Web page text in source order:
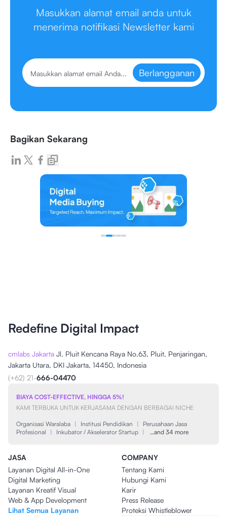
Masukkan alamat email anda untuk
menerima notifikasi Newsletter kami
Berlangganan
Bagikan Sekarang
Redefine Digital Impact
cmlabs Jakarta Jl. Pluit Kencana Raya No.63, Pluit, Penjaringan,
Jakarta Utara, DKI Jakarta, 14450, Indonesia
(+62) 21-666-04470
BIAYA COST-EFFECTIVE, HINGGA 5%!
KAMI TERBUKA UNTUK KERJASAMA DENGAN BERBAGAI NICHE
Organisasi Waralaba | Institusi Pendidikan |
Perusahaan Jasa
Profesional
| Inkubator / Akselerator Startup | …and 34 more
JASA
Layanan Digital All-in-One
Digital Marketing
Layanan Kreatif Visual
Web & App Development
Lihat Semua Layanan
COMPANY
Tentang Kami
Hubungi Kami
Karir
Press Release
Proteksi Whistleblower